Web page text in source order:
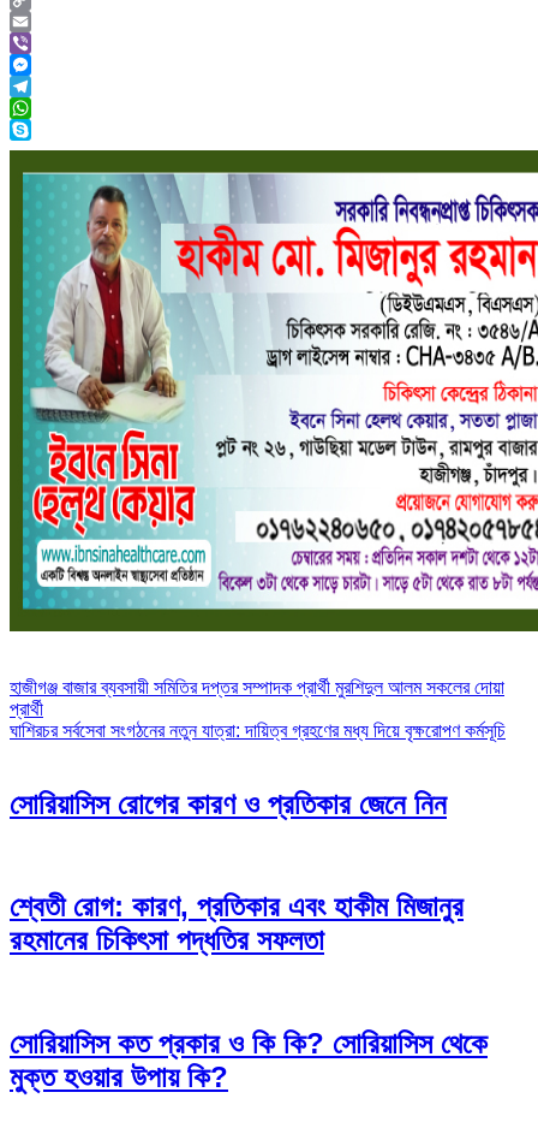
Copy
Link
Email
Viber
Messenger
Telegram
WhatsApp
Skype
Post
navigation
হাজীগঞ্জ বাজার ব্যবসায়ী সমিতির দপ্তর সম্পাদক প্রার্থী মুরশিদুল আলম সকলের দোয়া
প্রার্থী
ঘাশিরচর সর্বসেবা সংগঠনের নতুন যাত্রা: দায়িত্ব গ্রহণের মধ্য দিয়ে বৃক্ষরোপণ কর্মসূচি
সোরিয়াসিস রোগের কারণ ও প্রতিকার জেনে নিন
শ্বেতী রোগ: কারণ, প্রতিকার এবং হাকীম মিজানুর
রহমানের চিকিৎসা পদ্ধতির সফলতা
সোরিয়াসিস কত প্রকার ও কি কি? সোরিয়াসিস থেকে
মুক্ত হওয়ার উপায় কি?